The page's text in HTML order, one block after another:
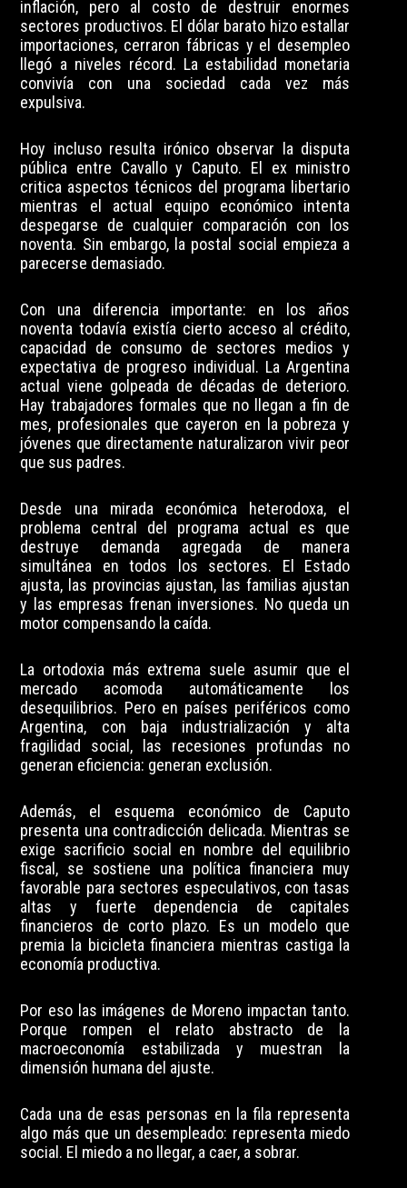
inflación, pero al costo de destruir enormes
sectores productivos. El dólar barato hizo estallar
importaciones, cerraron fábricas y el desempleo
llegó a niveles récord. La estabilidad monetaria
convivía con una sociedad cada vez más
expulsiva.
Hoy incluso resulta irónico observar la disputa
pública entre Cavallo y Caputo. El ex ministro
critica aspectos técnicos del programa libertario
mientras el actual equipo económico intenta
despegarse de cualquier comparación con los
noventa. Sin embargo, la postal social empieza a
parecerse demasiado.
Con una diferencia importante: en los años
noventa todavía existía cierto acceso al crédito,
capacidad de consumo de sectores medios y
expectativa de progreso individual. La Argentina
actual viene golpeada de décadas de deterioro.
Hay trabajadores formales que no llegan a fin de
mes, profesionales que cayeron en la pobreza y
jóvenes que directamente naturalizaron vivir peor
que sus padres.
Desde una mirada económica heterodoxa, el
problema central del programa actual es que
destruye demanda agregada de manera
simultánea en todos los sectores. El Estado
ajusta, las provincias ajustan, las familias ajustan
y las empresas frenan inversiones. No queda un
motor compensando la caída.
La ortodoxia más extrema suele asumir que el
mercado acomoda automáticamente los
desequilibrios. Pero en países periféricos como
Argentina, con baja industrialización y alta
fragilidad social, las recesiones profundas no
generan eficiencia: generan exclusión.
Además, el esquema económico de Caputo
presenta una contradicción delicada. Mientras se
exige sacrificio social en nombre del equilibrio
fiscal, se sostiene una política financiera muy
favorable para sectores especulativos, con tasas
altas y fuerte dependencia de capitales
financieros de corto plazo. Es un modelo que
premia la bicicleta financiera mientras castiga la
economía productiva.
Por eso las imágenes de Moreno impactan tanto.
Porque rompen el relato abstracto de la
macroeconomía estabilizada y muestran la
dimensión humana del ajuste.
Cada una de esas personas en la fila representa
algo más que un desempleado: representa miedo
social. El miedo a no llegar, a caer, a sobrar.